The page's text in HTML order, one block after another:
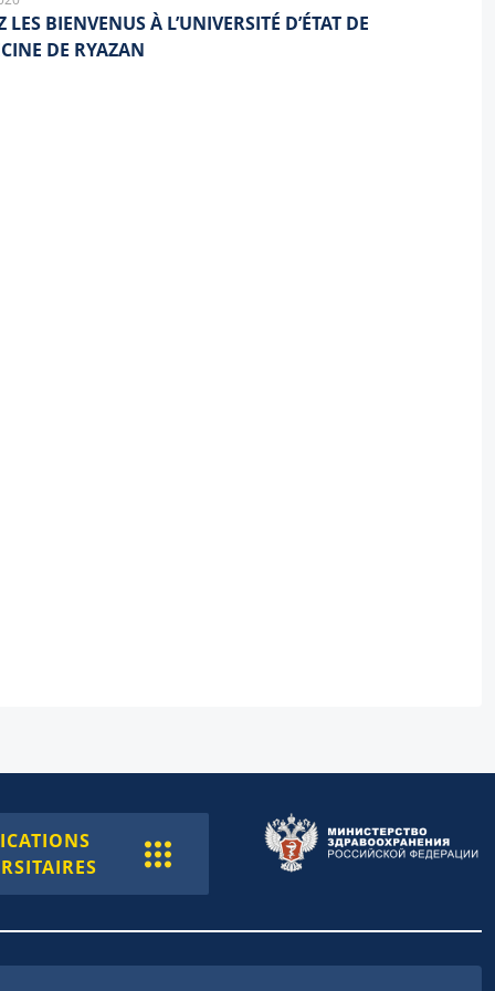
LES BIENVENUS À L’UNIVERSITÉ D’ÉTAT DE
DE RYAZAN